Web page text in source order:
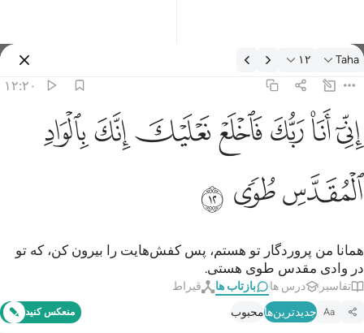
بازتاب ها: Taha ۱۲:۲۰
Taha ۱۲
۱۲:۲۰
اني انا ربك فاخلع نعليك انك بالواد المقدس طوى ١٢
إِنِّىٓ أَنَا۠ رَبُّكَ فَٱخْلَعْ نَعْلَيْكَ ۖ إِنَّكَ بِٱلْوَادِ ٱلْمُقَدَّسِ طُوًۭى ١٢
ﲺﲻﲼﲽﲾﲿﳀ
ﳁﳂ ﳃ
همانا من پروردگار تو هستم، پس کفش‌هایت را بیرون کن، که تو
در وادی مقدس طوی هستی.
تفاسیر درس ها بازتاب ها قیراط
Aa جدیدترین‌هامحبوب منعکس کنید